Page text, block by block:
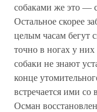
собаками же это —
Остальное скорее
целым часам бегут
точно в ногах у
собаки не знают
конце
встречается ими
Осман